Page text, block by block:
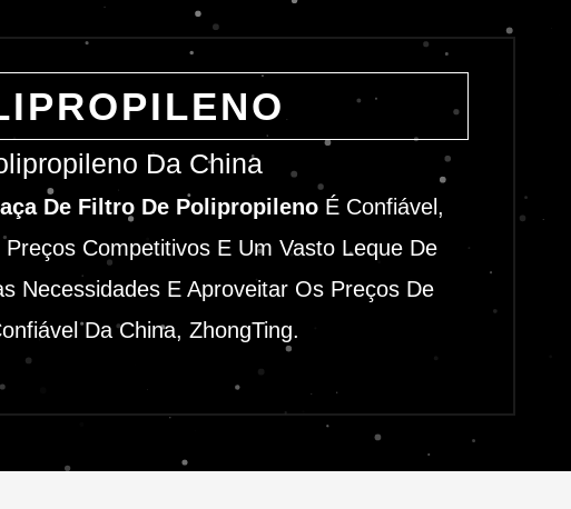
Da China
De Filtro De Polipropileno É Confiável,
Competitivos E Um Vasto Leque De
Necessidades E Aproveitar Os Preços De
Da China, ZhongTing.